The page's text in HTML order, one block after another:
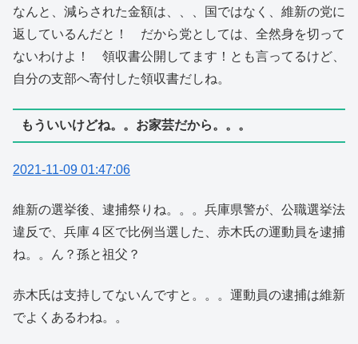
なんと、減らされた金額は、、、国ではなく、維新の党に
返しているんだと！ だから党としては、全然身を切って
ないわけよ！ 領収書公開してます！とも言ってるけど、
自分の支部へ寄付した領収書だしね。
もういいけどね。。お家芸だから。。。
2021-11-09 01:47:06
維新の選挙後、逮捕祭りね。。。兵庫県警が、公職選挙法
違反で、兵庫４区で比例当選した、赤木氏の運動員を逮捕
ね。。ん？孫と祖父？
赤木氏は支持してないんですと。。。運動員の逮捕は維新
でよくあるわね。。